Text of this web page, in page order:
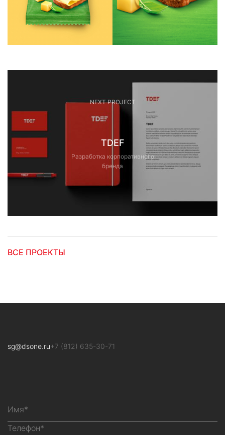
NEXT PROJECT
TDEF
Разработка корпоративного
бренда
ВСЕ ПРОЕКТЫ
sg@dsone.ru+7 (812) 635-30-71